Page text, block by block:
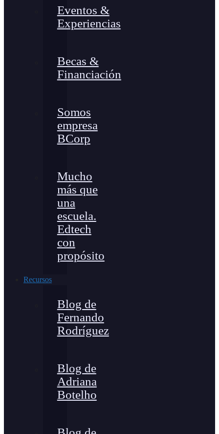
Eventos &
Experiencias
Becas &
Financiación
Somos
empresa
BCorp
Mucho
más que
una
escuela.
Edtech
con
propósito
Recursos
Blog de
Fernando
Rodríguez
Blog de
Adriana
Botelho